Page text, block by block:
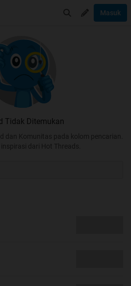
Masuk
Tidak Ditemukan
dan Komunitas pada kolom pencarian.
dari Hot Threads.